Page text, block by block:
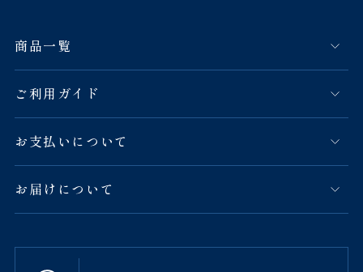
商品一覧
ご利用ガイド
お支払いについて
お届けについて